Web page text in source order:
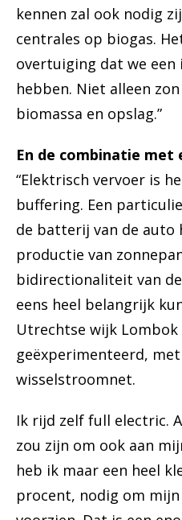
kennen zal ook nodig
centrales op biogas.
overtuiging dat we
hebben. Niet alleen
biomassa en opslag.”
En de combinatie met
“Elektrisch vervoer is
buffering. Een
de batterij van de auto
productie van
bidirectionaliteit van
eens heel belangrijk
Utrechtse wijk
geëxperimenteerd,
wisselstroomnet.
Ik rijd zelf full electric.
zou zijn om ook aan
heb ik maar een heel
procent, nodig om